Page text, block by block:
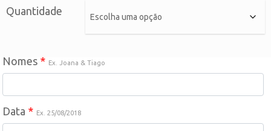
Quantidade
Nomes * Ex. Joana & Tiago
Data * Ex. 25/08/2018